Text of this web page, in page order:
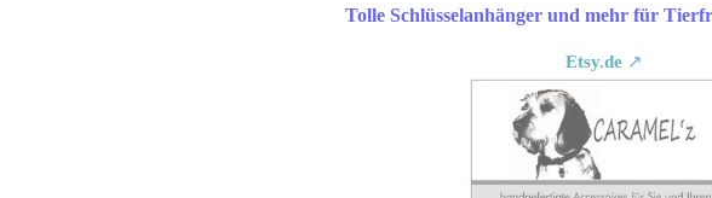
Tolle Schlüsselanhänger und mehr für
Etsy.de